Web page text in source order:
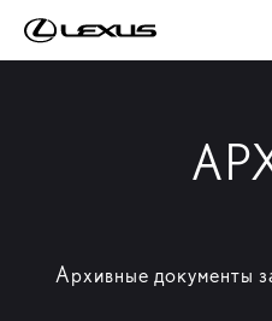
Архивные документы